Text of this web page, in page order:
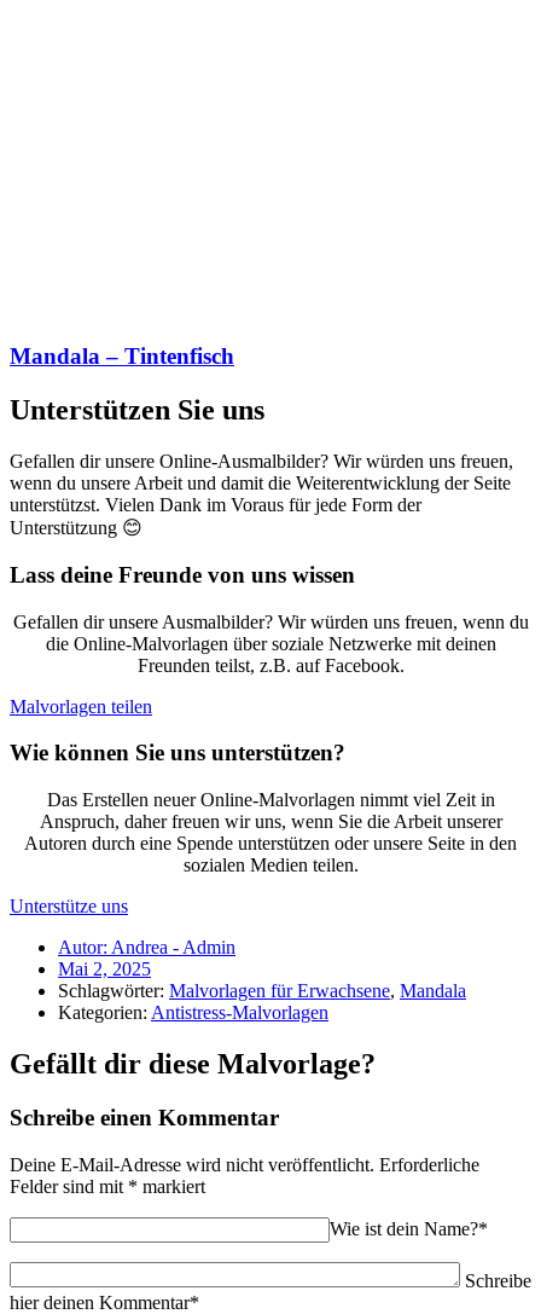
Mandala – Tintenfisch
Unterstützen Sie uns
Gefallen dir unsere Online-Ausmalbilder? Wir würden uns freuen,
wenn du unsere Arbeit und damit die Weiterentwicklung der Seite
unterstützst. Vielen Dank im Voraus für jede Form der
Unterstützung 😊
Lass deine Freunde von uns wissen
Gefallen dir unsere Ausmalbilder? Wir würden uns freuen, wenn du
die Online-Malvorlagen über soziale Netzwerke mit deinen
Freunden teilst, z.B. auf Facebook.
Malvorlagen teilen
Wie können Sie uns unterstützen?
Das Erstellen neuer Online-Malvorlagen nimmt viel Zeit in
Anspruch, daher freuen wir uns, wenn Sie die Arbeit unserer
Autoren durch eine Spende unterstützen oder unsere Seite in den
sozialen Medien teilen.
Unterstütze uns
Autor: Andrea - Admin
Mai 2, 2025
Schlagwörter: Malvorlagen für Erwachsene, Mandala
Kategorien: Antistress-Malvorlagen
Gefällt dir diese Malvorlage?
Schreibe einen Kommentar
Deine E-Mail-Adresse wird nicht veröffentlicht. Erforderliche
Felder sind mit * markiert
Wie ist dein Name?*
Schreibe
hier deinen Kommentar*